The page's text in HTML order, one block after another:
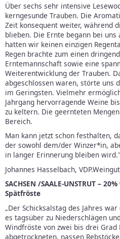
Über sechs sehr intensive
kerngesunde Trauben. Die
Zeit konsequent weiter, während
blieben. Die Ernte begann bei uns
hatten wir keinen einzigen
Regen brachte zum einen
Erntemannschaft sowie eine
Weiterentwicklung der Trauben.
abgeschlossen waren, störte uns
im Geringsten. Vielmehr
Jahrgang hervorragende Weine
zu keltern. Die geernteten
Bereich.
Man kann jetzt schon festhalten,
der sowohl dem/der Winzer*in,
in langer Erinnerung bleiben wird."
Johannes Hasselbach,
SACHSEN /SAALE-UNSTRUT –
Spätfröste
„Der Schicksalstag des Jahres
es tagsüber zu Niederschlägen
Windfröste von zwei bis drei Grad
abgetrockneten, nassen